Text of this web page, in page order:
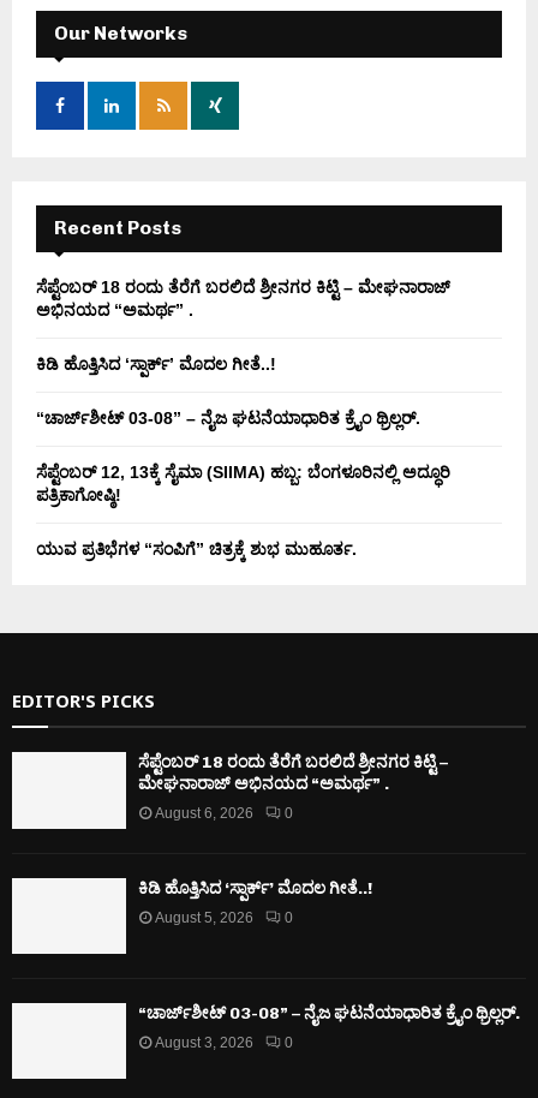
f
o
:
E
A
H
Our Networks
Recent Posts
ಸೆಪ್ಟೆಂಬರ್ 18 ರಂದು ತೆರೆಗೆ ಬರಲಿದೆ ಶ್ರೀನಗರ ಕಿಟ್ಟಿ – ಮೇಘನಾರಾಜ್
ಅಭಿನಯದ “ಅಮರ್ಥ” .
ಕಿಡಿ‌‌ ಹೊತ್ತಿಸಿದ ‘ಸ್ಪಾರ್ಕ್’ ಮೊದಲ‌ ಗೀತೆ..!
“ಚಾರ್ಜ್‌ಶೀಟ್ 03-08” – ನೈಜ ಘಟನೆಯಾಧಾರಿತ ಕ್ರೈಂ ಥ್ರಿಲ್ಲರ್.
ಸೆಪ್ಟೆಂಬರ್ 12, 13ಕ್ಕೆ ಸೈಮಾ (SIIMA) ಹಬ್ಬ: ಬೆಂಗಳೂರಿನಲ್ಲಿ ಅದ್ಧೂರಿ
ಪತ್ರಿಕಾಗೋಷ್ಠಿ!
ಯುವ ಪ್ರತಿಭೆಗಳ “ಸಂಪಿಗೆ” ಚಿತ್ರಕ್ಕೆ ಶುಭ ಮುಹೂರ್ತ.
EDITOR'S PICKS
ಸೆಪ್ಟೆಂಬರ್ 18 ರಂದು ತೆರೆಗೆ ಬರಲಿದೆ ಶ್ರೀನಗರ ಕಿಟ್ಟಿ –
ಮೇಘನಾರಾಜ್ ಅಭಿನಯದ “ಅಮರ್ಥ” .
August 6, 2026 0
ಕಿಡಿ‌‌ ಹೊತ್ತಿಸಿದ ‘ಸ್ಪಾರ್ಕ್’ ಮೊದಲ‌ ಗೀತೆ..!
August 5, 2026 0
“ಚಾರ್ಜ್‌ಶೀಟ್ 03-08” – ನೈಜ ಘಟನೆಯಾಧಾರಿತ ಕ್ರೈಂ ಥ್ರಿಲ್ಲರ್.
August 3, 2026 0